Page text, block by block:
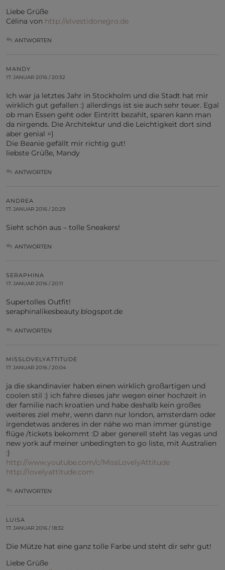
Liebe Grüße
Célina von http://elvestidonegro.de
ANTWORTEN
MANDY
17. JANUAR 2016 / 20:52
Ich war ja letztes Jahr in Stockholm und die Stadt hat mir
wirklich gut gefallen :) allerdings ist sie auch sehr teuer. Egal
ob man Essen geht oder Eintritt bezahlt, sparen kann man
da nirgends. Die Architektur und die Leichtigkeit dort sind
aber genial =)
Die Beanie gefällt mir richtig gut!
liebste Grüße, Mandy
ANTWORTEN
ANDREA
17. JANUAR 2016 / 20:29
Sieht schön aus – tolle Sneakers!
ANTWORTEN
SERAPHINA
17. JANUAR 2016 / 20:11
Supertolles Outfit!
seraphinalikesbeauty.blogspot.de
ANTWORTEN
MISSLOVELYATTITUDE
17. JANUAR 2016 / 20:04
ja die skandinavier haben einen wirklich großartigen und
coolen stil :) ich fahre dieses jahr wegen einer hochzeit in
der familie nach kroatien und habe deshalb kein großes
weiteres ziel mehr, wenn dann nur london, amsterdam oder
irgendetwas anderes in der nähe wo man immer günstige
flüge /tickets bekommt :D aber generell steht las vegas und
new york auf meiner unbedingten to go liste, mit Australien
:)
http://www.youtube.com/c/MissLovelyAttitude
http://lovelyattitude.com
ANTWORTEN
LUISA
17. JANUAR 2016 / 18:32
Die Mütze hat eine ganz tolle Farbe und steht dir sehr gut!
Liebe Grüße